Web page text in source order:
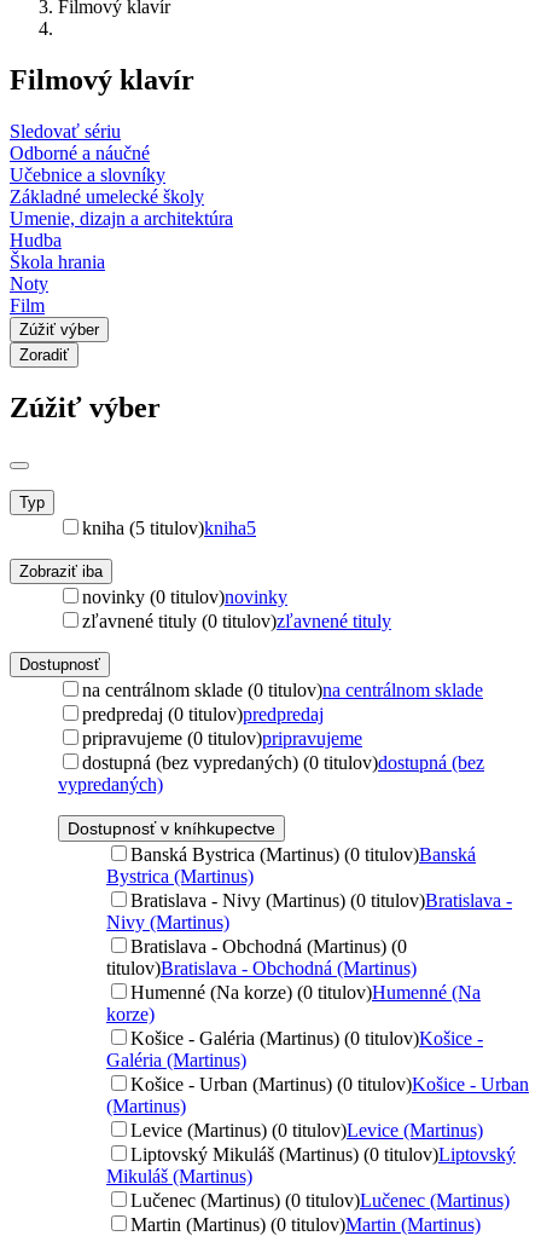
Filmový klavír
Filmový klavír
Sledovať sériu
Odborné a náučné
Učebnice a slovníky
Základné umelecké školy
Umenie, dizajn a architektúra
Hudba
Škola hrania
Noty
Film
Zúžiť výber
Zoradiť
Zúžiť výber
Typ
kniha (5 titulov)kniha5
Zobraziť iba
novinky (0 titulov)novinky
zľavnené tituly (0 titulov)zľavnené tituly
Dostupnosť
na centrálnom sklade (0 titulov)na centrálnom sklade
predpredaj (0 titulov)predpredaj
pripravujeme (0 titulov)pripravujeme
dostupná (bez vypredaných) (0 titulov)dostupná (bez
vypredaných)
Dostupnosť v kníhkupectve
Banská Bystrica (Martinus) (0 titulov)Banská
Bystrica (Martinus)
Bratislava - Nivy (Martinus) (0 titulov)Bratislava -
Nivy (Martinus)
Bratislava - Obchodná (Martinus) (0
titulov)Bratislava - Obchodná (Martinus)
Humenné (Na korze) (0 titulov)Humenné (Na
korze)
Košice - Galéria (Martinus) (0 titulov)Košice -
Galéria (Martinus)
Košice - Urban (Martinus) (0 titulov)Košice - Urban
(Martinus)
Levice (Martinus) (0 titulov)Levice (Martinus)
Liptovský Mikuláš (Martinus) (0 titulov)Liptovský
Mikuláš (Martinus)
Lučenec (Martinus) (0 titulov)Lučenec (Martinus)
Martin (Martinus) (0 titulov)Martin (Martinus)